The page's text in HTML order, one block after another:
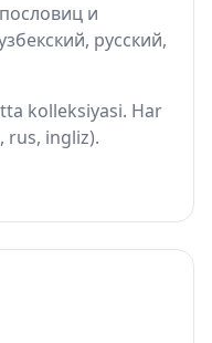
и
русский,
kolleksiyasi. Har
rus, ingliz).